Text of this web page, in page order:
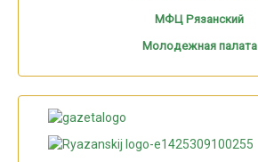
МФЦ Рязанский
Молодежная палата